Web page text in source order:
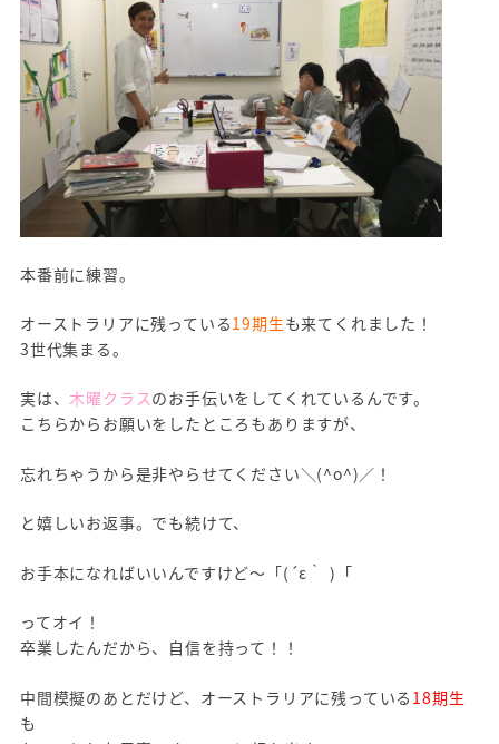
本番前に練習。
オーストラリアに残っている19期生も来てくれました！
3世代集まる。
実は、木曜クラスのお手伝いをしてくれているんです。
こちらからお願いをしたところもありますが、
忘れちゃうから是非やらせてください＼(^o^)／！
と嬉しいお返事。でも続けて、
お手本になればいいんですけど～「(´ε｀ )「
ってオイ！
卒業したんだから、自信を持って！！
中間模擬のあとだけど、オーストラリアに残っている 18期生
も